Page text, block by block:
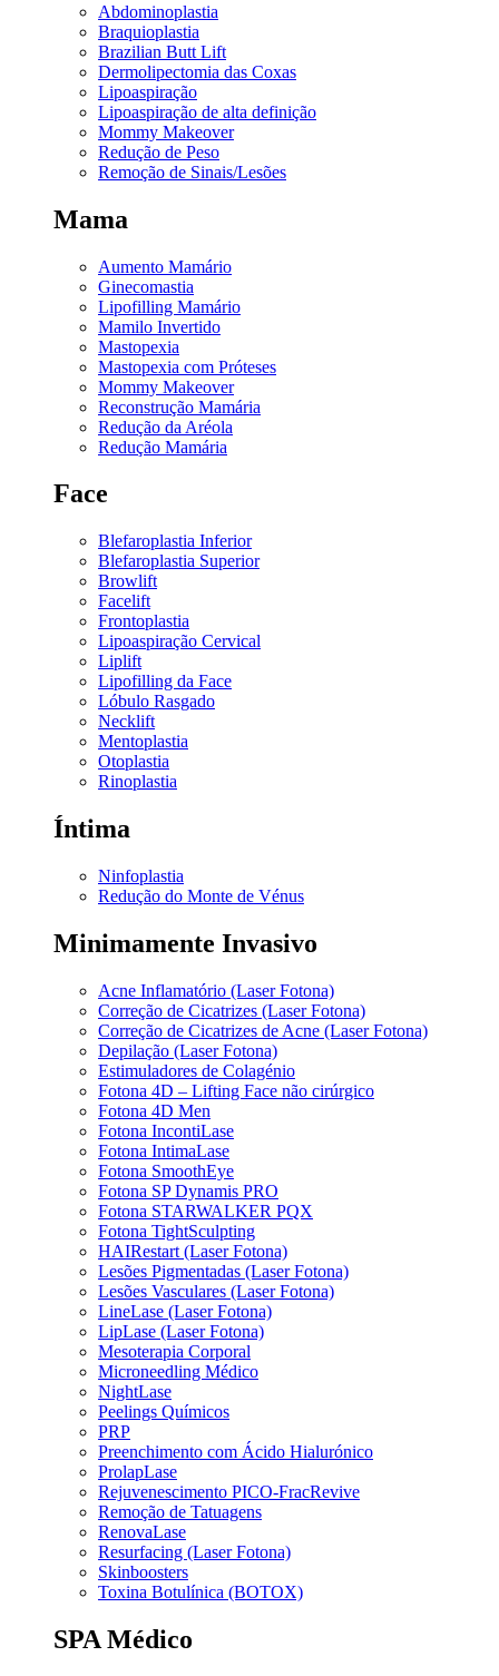
Abdominoplastia
Braquioplastia
Brazilian Butt Lift
Dermolipectomia das Coxas
Lipoaspiração
Lipoaspiração de alta definição
Mommy Makeover
Redução de Peso
Remoção de Sinais/Lesões
Mama
Aumento Mamário
Ginecomastia
Lipofilling Mamário
Mamilo Invertido
Mastopexia
Mastopexia com Próteses
Mommy Makeover
Reconstrução Mamária
Redução da Aréola
Redução Mamária
Face
Blefaroplastia Inferior
Blefaroplastia Superior
Browlift
Facelift
Frontoplastia
Lipoaspiração Cervical
Liplift
Lipofilling da Face
Lóbulo Rasgado
Necklift
Mentoplastia
Otoplastia
Rinoplastia
Íntima
Ninfoplastia
Redução do Monte de Vénus
Minimamente Invasivo
Acne Inflamatório (Laser Fotona)
Correção de Cicatrizes (Laser Fotona)
Correção de Cicatrizes de Acne (Laser Fotona)
Depilação (Laser Fotona)
Estimuladores de Colagénio
Fotona 4D – Lifting Face não cirúrgico
Fotona 4D Men
Fotona IncontiLase
Fotona IntimaLase
Fotona SmoothEye
Fotona SP Dynamis PRO
Fotona STARWALKER PQX
Fotona TightSculpting
HAIRestart (Laser Fotona)
Lesões Pigmentadas (Laser Fotona)
Lesões Vasculares (Laser Fotona)
LineLase (Laser Fotona)
LipLase (Laser Fotona)
Mesoterapia Corporal
Microneedling Médico
NightLase
Peelings Químicos
PRP
Preenchimento com Ácido Hialurónico
ProlapLase
Rejuvenescimento PICO-FracRevive
Remoção de Tatuagens
RenovaLase
Resurfacing (Laser Fotona)
Skinboosters
Toxina Botulínica (BOTOX)
SPA Médico